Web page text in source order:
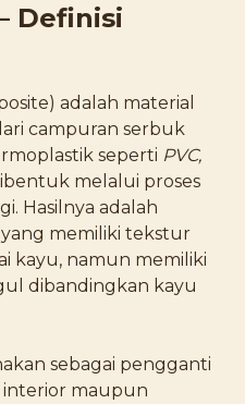
Definisi
adalah material
campuran serbuk
seperti PVC,
melalui proses
Hasilnya adalah
memiliki tekstur
kayu, namun memiliki
dibandingkan kayu
sebagai pengganti
interior maupun